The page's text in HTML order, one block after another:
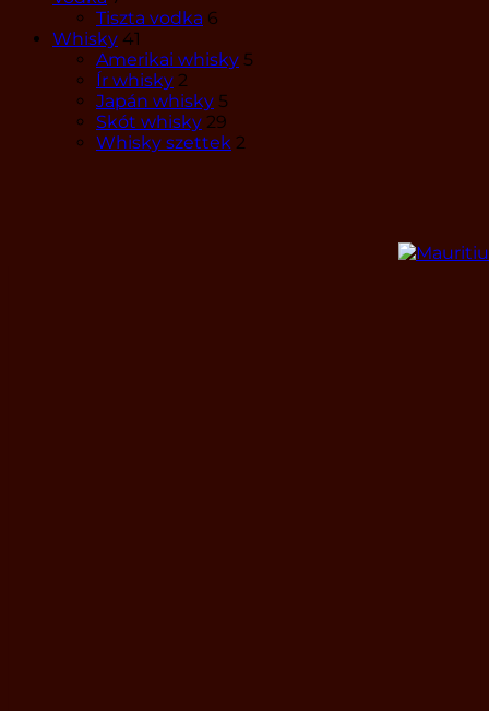
Tiszta vodka 6
Whisky 41
Amerikai whisky 5
Ír whisky 2
Japán whisky 5
Skót whisky 29
Whisky szettek 2